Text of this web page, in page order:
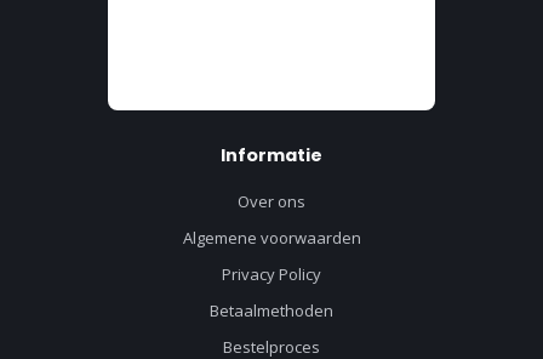
Informatie
Over ons
Algemene voorwaarden
Privacy Policy
Betaalmethoden
Bestelproces